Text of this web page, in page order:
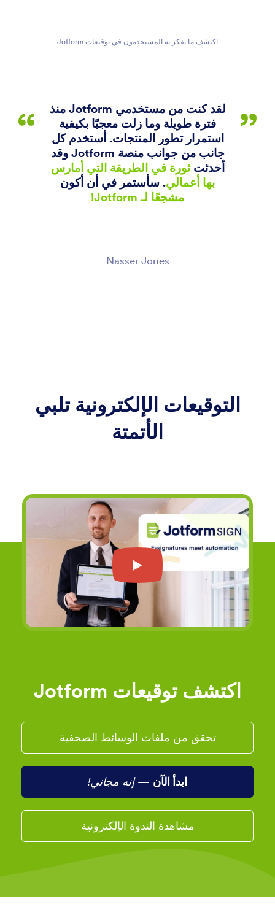
اكتشف ما يفكر به المستخدمون في توقيعات Jotform
لقد كنت من مستخدمي Jotform منذ
فترة طويلة وما زلت معجبًا بكيفية
استمرار تطور المنتجات. أستخدم كل
جانب من جوانب منصة Jotform وقد
أحدثتثورة في الطريقة التي أمارس
بها أعمالي. سأستمر في أن أكون
مشجعًا لـ Jotform!
Nasser Jones
التوقيعات الإلكترونية تلبي
الأتمتة
اكتشف توقيعات Jotform
تحقق من ملفات الوسائط الصحفية
ابدأ الآن —إنه مجاني!
مشاهدة الندوة الإلكترونية